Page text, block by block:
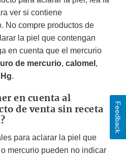
ver si contiene
No compre productos de
la piel que contengan
en cuenta que el mercurio
de mercurio, calomel ,
.
en cuenta al
de venta sin receta
para aclarar la piel que
mercurio pueden no indicar
Feedback